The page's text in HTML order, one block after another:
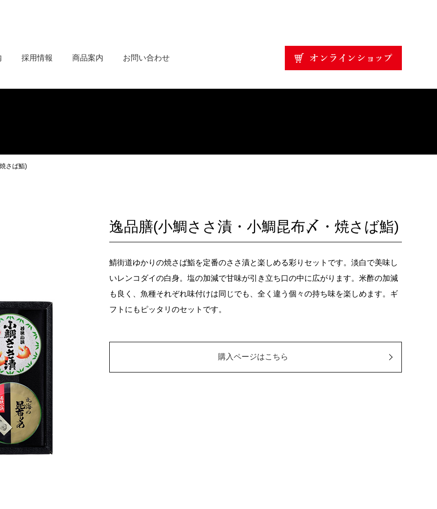
採用情報 商品案内 お問い合わせ
さば鮨)
逸品膳(小鯛ささ漬・小鯛昆布〆・焼さば鮨)
鯖街道ゆかりの焼さば鮨を定番のささ漬と楽しめる彩りセットです。淡白で美味し
いレンコダイの白身。塩の加減で甘味が引き立ち口の中に広がります。米酢の加減
も良く、魚種それぞれ味付けは同じでも、全く違う個々の持ち味を楽しめます。ギ
フトにもピッタリのセットです。
購入ページはこちら